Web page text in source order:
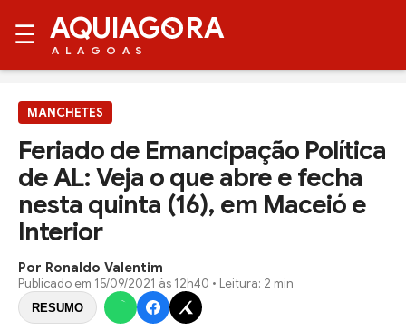
☰ AQUIAG RA
ALAGOAS
MANCHETES
Feriado de Emancipação Política
de AL: Veja o que abre e fecha
nesta quinta (16), em Maceió e
Interior
Por Ronaldo Valentim
Publicado em 15/09/2021 às 12h40 • Leitura: 2 min
RESUMO